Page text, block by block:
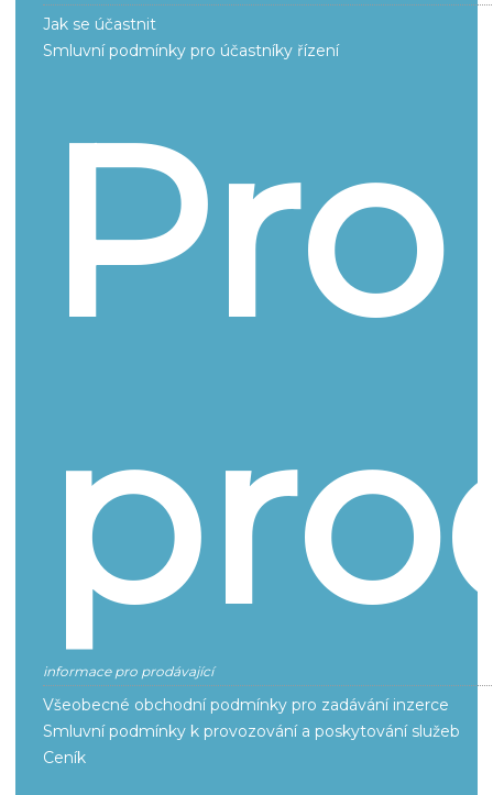
Jak se účastnit
Smluvní podmínky pro účastníky řízení
Pro
informace pro prodávající
Všeobecné obchodní podmínky pro zadávání inzerce
Smluvní podmínky k provozování a poskytování služeb
Ceník